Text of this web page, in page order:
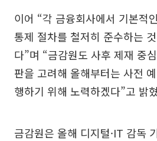
이어 “각 금융회사에서 기본적
통제 절차를 철저히 준수하는
다”며 “금감원도 사후 제재 중
판을 고려해 올해부터는 사전
행하기 위해 노력하겠다”고 밝
금감원은 올해 디지털·IT 감독